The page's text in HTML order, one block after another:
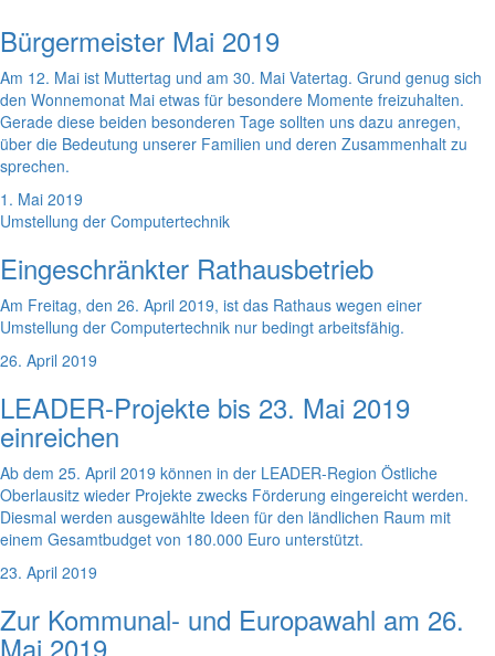
Bürgermeister Mai 2019
Am 12. Mai ist Muttertag und am 30. Mai Vatertag. Grund genug sich
den Wonnemonat Mai etwas für besondere Momente freizuhalten.
Gerade diese beiden besonderen Tage sollten uns dazu anregen,
über die Bedeutung unserer Familien und deren Zusammenhalt zu
sprechen.
1. Mai 2019
Umstellung der Computertechnik
Eingeschränkter Rathausbetrieb
Am Freitag, den 26. April 2019, ist das Rathaus wegen einer
Umstellung der Computertechnik nur bedingt arbeitsfähig.
26. April 2019
LEADER-Projekte bis 23. Mai 2019
einreichen
Ab dem 25. April 2019 können in der LEADER-Region Östliche
Oberlausitz wieder Projekte zwecks Förderung eingereicht werden.
Diesmal werden ausgewählte Ideen für den ländlichen Raum mit
einem Gesamtbudget von 180.000 Euro unterstützt.
23. April 2019
Zur Kommunal- und Europawahl am 26.
Mai 2019